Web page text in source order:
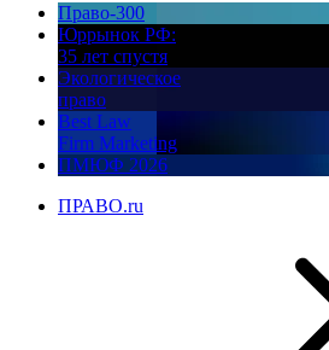
Право-300
Юррынок РФ:
35 лет спустя
Экологическое
право
Best Law
Firm Marketing
ПМЮФ 2026
ПРАВО.ru